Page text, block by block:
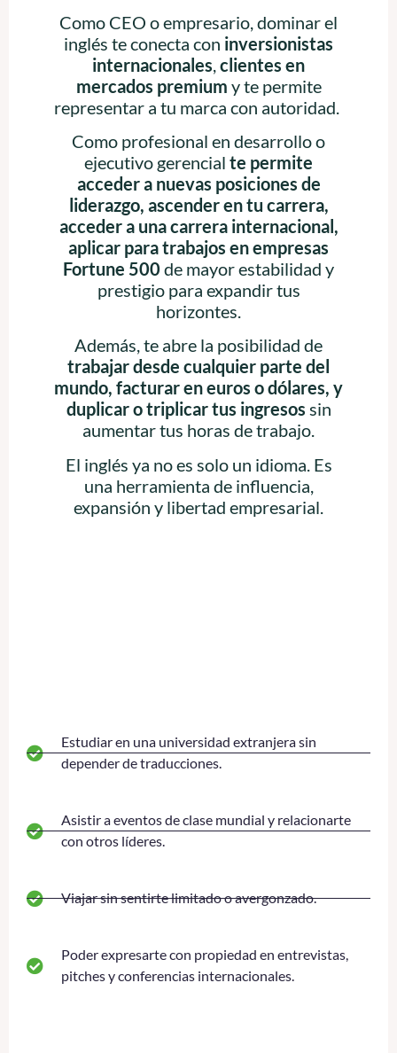
Como CEO o empresario, dominar el
inglés te conecta con inversionistas
internacionales clientes en
mercados premium y te permite
representar a tu marca con autoridad.
Como profesional en desarrollo o
ejecutivo gerencial te permite
acceder a nuevas posiciones de
liderazgo, ascender en tu carrera,
acceder a una carrera internacional,
aplicar para trabajos en empresas
Fortune 500 de mayor estabilidad y
prestigio para expandir tus
horizontes.
Además, te abre la posibilidad de
trabajar desde cualquier parte del
mundo, facturar en euros o dólares, y
duplicar o triplicar tus ingresos sin
aumentar tus horas de trabajo.
El inglés ya no es solo un idioma. Es
una herramienta de influencia,
expansión y libertad empresarial.
Estudiar en una universidad extranjera sin
depender de traducciones.
Asistir a eventos de clase mundial y relacionarte
con otros líderes.
Viajar sin sentirte limitado o avergonzado.
Poder expresarte con propiedad en entrevistas,
pitches y conferencias internacionales.